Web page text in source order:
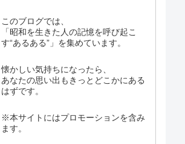
このブログでは、
「昭和を生きた人の記憶を呼び起こ
す“あるある”」を集めています。
懐かしい気持ちになったら、
あなたの思い出もきっとどこかにある
はずです。
※本サイトにはプロモーションを含み
ます。